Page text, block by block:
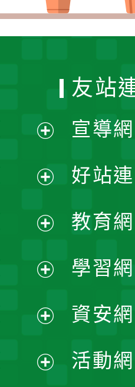
開
選
單
開
選
單
開
選
單
開
選
開
友站
宣導
好站
教育
學習
資安
活動